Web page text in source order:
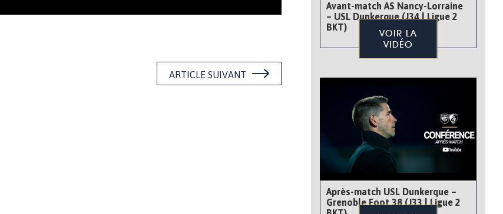
ARTICLE SUIVANT
Avant-match AS Nancy-Lorraine
– USL Dunkerque (J34 | Ligue 2
BKT)
VOIR LA
VIDÉO
Après-match USL Dunkerque –
Grenoble Foot 38 (J33 | Ligue 2